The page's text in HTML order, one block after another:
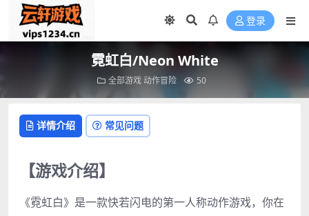
登录
霓虹白/Neon White
全部游戏动作冒险 50
详情介绍 常见问题
【游戏介绍】
《霓虹白》是一款快若闪电的第一人称动作游戏，你在